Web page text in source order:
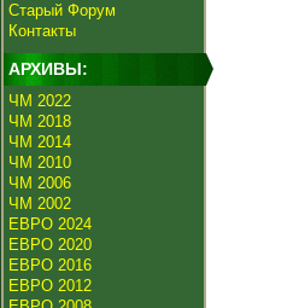
Старый Форум
Контакты
АРХИВЫ:
ЧМ 2022
ЧМ 2018
ЧМ 2014
ЧМ 2010
ЧМ 2006
ЧМ 2002
ЕВРО 2024
ЕВРО 2020
ЕВРО 2016
ЕВРО 2012